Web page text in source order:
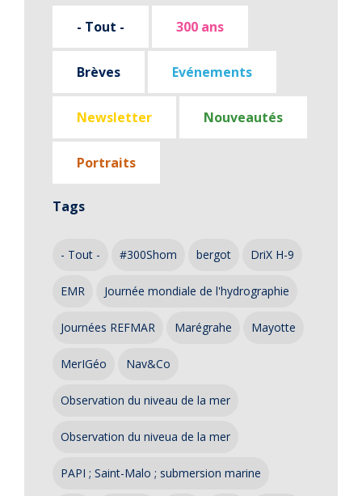
- Tout - 300 ans
Brèves Evénements
Newsletter Nouveautés
Portraits
Tags
- Tout - #300Shom bergot DriX H-9
EMR Journée mondiale de l'hydrographie
Journées REFMAR Marégrahe Mayotte
MerIGéo Nav&Co
Observation du niveau de la mer
Observation du niveua de la mer
PAPI ; Saint-Malo ; submersion marine